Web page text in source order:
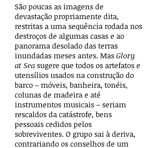
São poucas as imagens de
devastação propriamente dita,
restritas a uma sequência rodada nos
destroços de algumas casas e ao
panorama desolado das terras
inundadas meses antes. Mas Glory
at Sea sugere que todos os artefatos e
utensílios usados na construção do
barco – móveis, banheira, tonéis,
colunas de madeira e até
instrumentos musicais – seriam
rescaldos da catástrofe, bens
pessoais cedidos pelos
sobreviventes. O grupo sai à deriva,
contrariando os conselhos de um